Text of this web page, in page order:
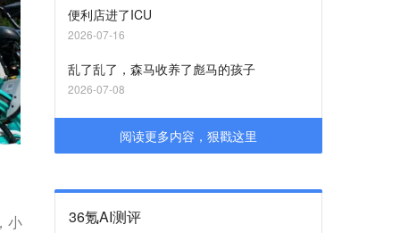
小
便利店进了ICU
2026-07-16
乱了乱了，森马收养了彪马的孩子
2026-07-08
阅读更多内容，狠戳这里
36氪AI测评